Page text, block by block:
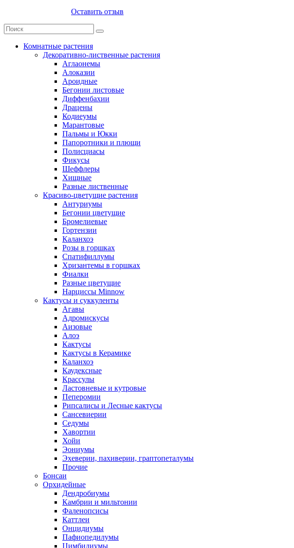
Оставить отзыв
Комнатные растения
Декоративно-лиственные растения
Аглаонемы
Алоказии
Ароидные
Бегонии листовые
Диффенбахии
Драцены
Кодиеумы
Марантовые
Пальмы и Юкки
Папоротники и плющи
Полисциасы
Фикусы
Шеффлеры
Хищные
Разные лиственные
Красиво-цветущие растения
Антуриумы
Бегонии цветущие
Бромелиевые
Гортензии
Каланхоэ
Розы в горшках
Спатифиллумы
Хризантемы в горшках
Фиалки
Разные цветущие
Нарциссы Minnow
Кактусы и суккуленты
Агавы
Адромискусы
Аизовые
Алоэ
Кактусы
Кактусы в Керамике
Каланхоэ
Каудексные
Крассулы
Ластовневые и кутровые
Пеперомии
Рипсалисы и Лесные кактусы
Сансевиерии
Седумы
Хавортии
Хойи
Эониумы
Эхеверии, пахиверии, граптопеталумы
Прочие
Бонсаи
Орхидейные
Дендробиумы
Камбрии и мильтонии
Фаленопсисы
Каттлеи
Онцидиумы
Пафиопедилумы
Цимбидиумы